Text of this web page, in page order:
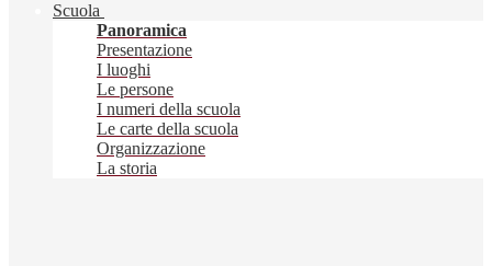
Scuola
Panoramica
Presentazione
I luoghi
Le persone
I numeri della scuola
Le carte della scuola
Organizzazione
La storia